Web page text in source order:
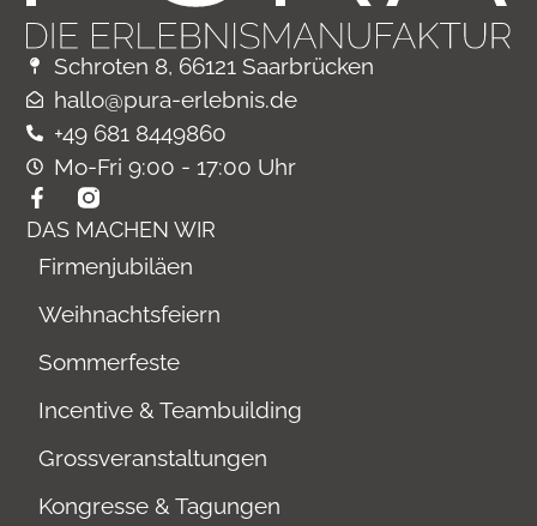
Schroten 8, 66121 Saarbrücken
hallo@pura-erlebnis.de
+49 681 8449860
Mo-Fri 9:00 - 17:00 Uhr
DAS MACHEN WIR
Firmenjubiläen
Weihnachtsfeiern
Sommerfeste
Incentive & Teambuilding
Grossveranstaltungen
Kongresse & Tagungen